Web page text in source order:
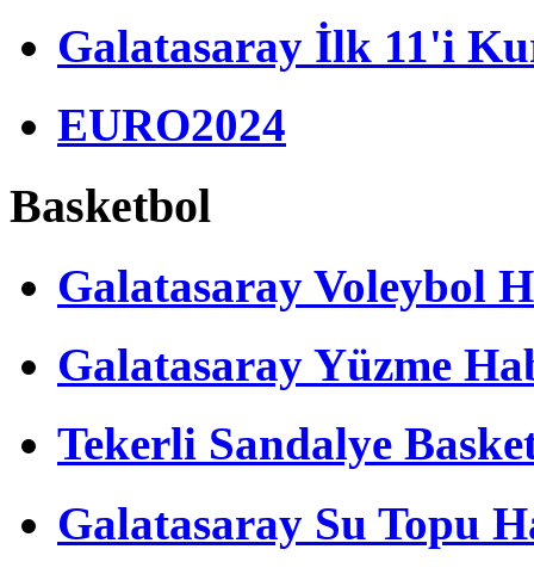
Galatasaray İlk 11'i
EURO2024
Basketbol
Galatasaray Voleybol
Galatasaray Yüzme
Tekerli Sandalye
Galatasaray Su Topu